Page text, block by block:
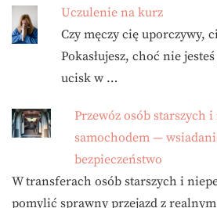
Uczulenie na kurz
Czy męczy cię uporczywy,
Pokasłujesz, choć nie
ucisk w …
Przewóz osób starszych
samochodem —
bezpieczeństwo
W transferach osób starszych i
pomylić sprawny przejazd z